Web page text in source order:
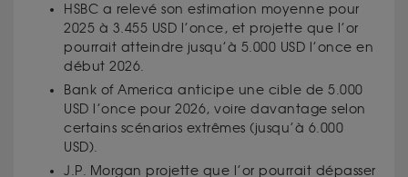
HSBC a relevé son estimation moyenne pour
2025 à 3.455 USD l’once, et projette que l’or
pourrait atteindre jusqu’à 5.000 USD l’once en
début 2026.
Bank of America anticipe une cible de 5.000
USD l’once pour 2026, voire davantage selon
certains scénarios extrêmes (jusqu’à 6.000
USD).
J.P. Morgan projette que l’or pourrait dépasser